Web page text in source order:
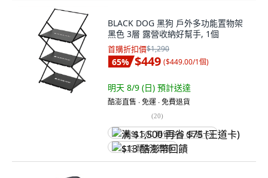
BLACK DOG 黑狗 戶外多功能置物架
黑色 3層 露營收納好幫手, 1個
首購折扣價$1,290
65% $449 ($449.00/1個)
明天 8/9 (日) 預計送達
酷澎直售 ∙ 免運 ∙ 免費退貨
(20)
满 $1,500 再省 $75 (王道卡)
$13 酷澎幣回饋